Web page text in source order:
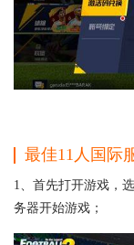
最佳11人国际
1、首先打开游戏，
务器开始游戏；